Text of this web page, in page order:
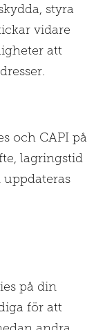
styra
vidare
att
och CAPI på
lagringstid
uppdateras
på din
för att